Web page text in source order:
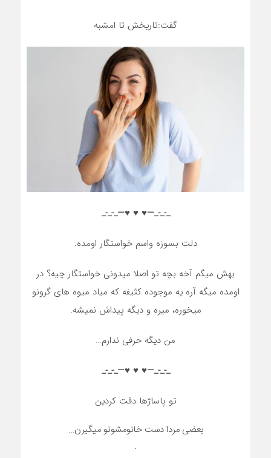
گفت:تاریخش تا امشبه
_-_-_—♥️ ♥️ ♥️—_-_-_
دلت بسوزه واسم خواستگار اومده.
بهش میگم آخه بچه تو اصلا میدونی خواستگار چیه؟ در
اومده میگه آره یه موجوده کثیفه که میاد میوه های گرونو
میخوره، میره و دیگه پیداش نمیشه.
من دیگه حرفی ندارم…
_-_-_—♥️ ♥️ ♥️—_-_-_
تو پاساژها دقت کردین
بعضی مردا دست خانومشونو میگیرن…
.